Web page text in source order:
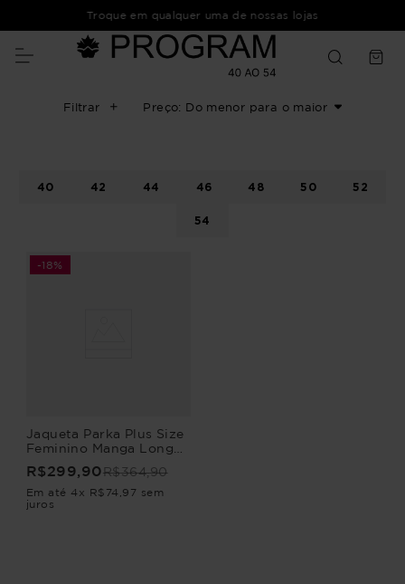
Troque em qualquer uma de nossas lojas
Filtrar Preço: Do menor para o maior
40 42 44 46 48 50 52
54
-18%
Jaqueta Parka Plus Size
Feminino Manga Longa
R$299,90R$364,90
Em até 4 x R$ 74 97 sem
juros